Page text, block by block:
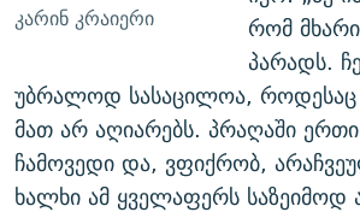
კარინ კრაიერი
რომ
პარადს.
უბრალოდ სასაცილოა, როდესაც
მათ არ აღიარებს. პრაღაში
ჩამოვედი და, ვფიქრობ,
ხალხი ამ ყველაფერს საზეიმოდ